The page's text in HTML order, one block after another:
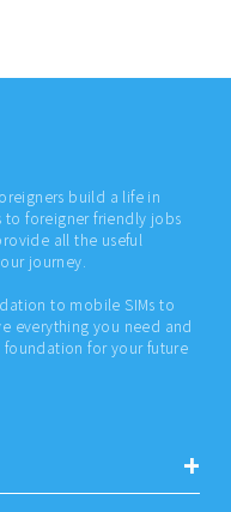
build a life in
to foreigner friendly jobs
all the useful
journey.
to mobile SIMs to
everything you need and
for your future